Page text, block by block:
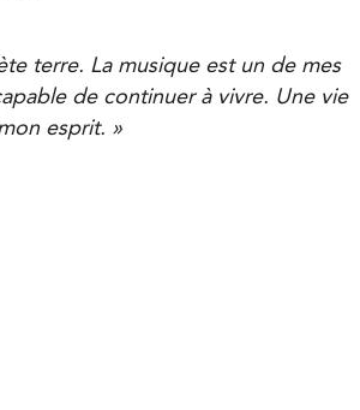
terre. La musique est un de mes
de continuer à vivre. Une vie
esprit. »